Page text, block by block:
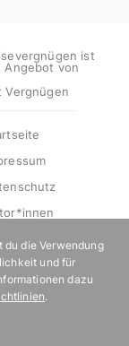
ist
Angebot von
Vergnügen
du die Verwendung
und für
dazu
.